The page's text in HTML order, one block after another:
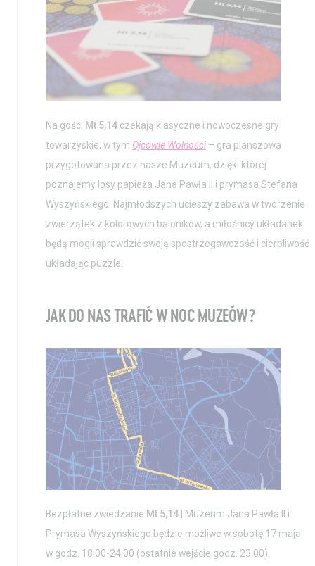
Na gości Mt 5,14 czekają klasyczne i nowoczesne gry
towarzyskie, w tym Ojcowie Wolności – gra planszowa
przygotowana przez nasze Muzeum, dzięki której
poznajemy losy papieża Jana Pawła II i prymasa Stefana
Wyszyńskiego. Najmłodszych ucieszy zabawa w tworzenie
zwierzątek z kolorowych baloników, a miłośnicy układanek
będą mogli sprawdzić swoją spostrzegawczość i cierpliwość
układając puzzle.
JAK DO NAS TRAFIĆ W NOC MUZEÓW?
Bezpłatne zwiedzanie Mt 5,14 | Muzeum Jana Pawła II i
Prymasa Wyszyńskiego będzie możliwe w sobotę 17 maja
w godz. 18.00-24.00 (ostatnie wejście godz. 23.00).